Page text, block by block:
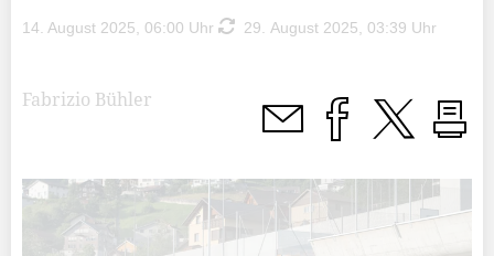
14. August 2025, 06:00 Uhr 29. August 2025, 03:39 Uhr
Fabrizio Bühler